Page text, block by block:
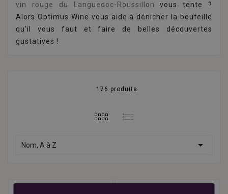
vin rouge du Languedoc-Roussillon vous tente ?
Alors Optimus Wine vous aide à dénicher la bouteille
qu'il vous faut et faire de belles découvertes
gustatives !
176 produits
Nom, A à Z 